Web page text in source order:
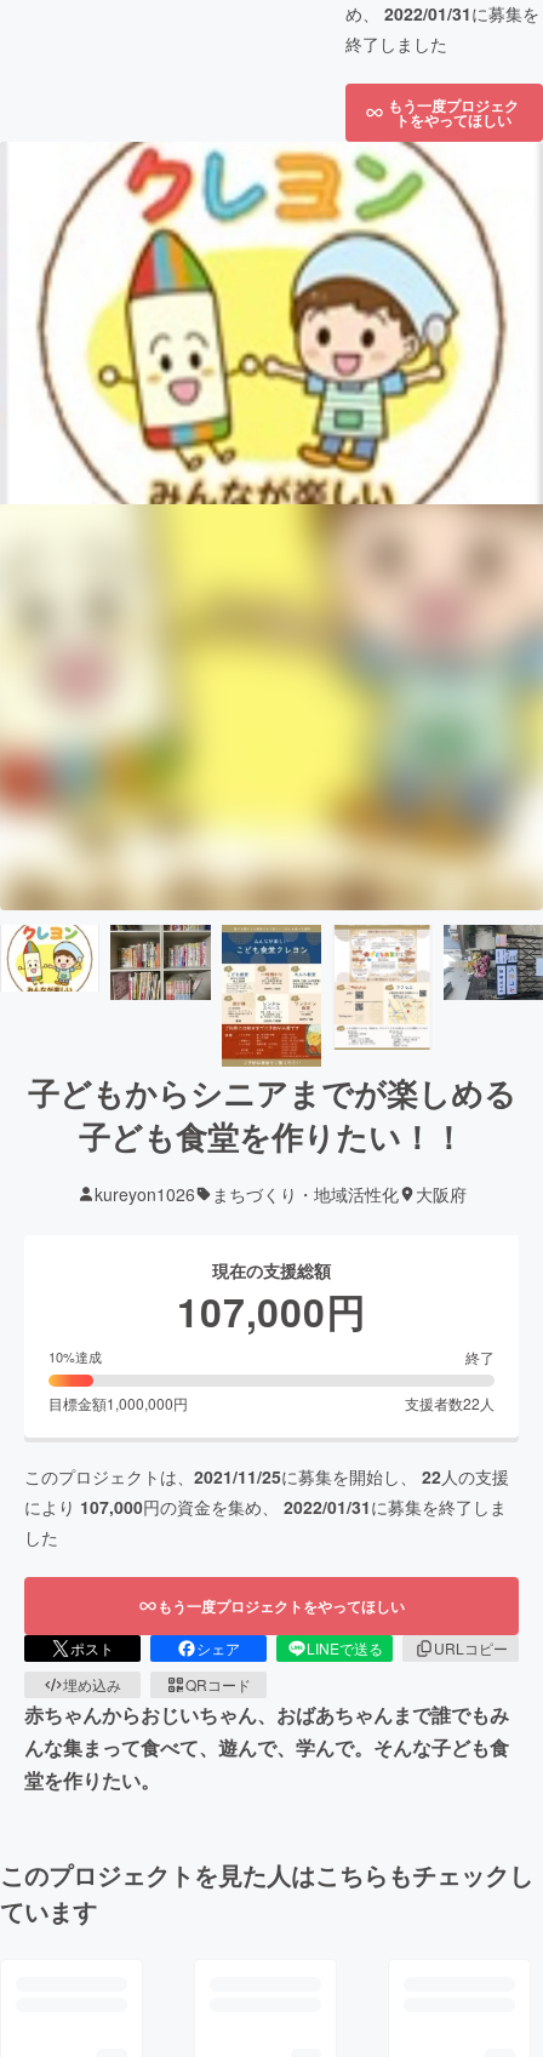
め、 2022/01/31に募集を
終了しました
もう一度プロジェク
トをやってほしい
子どもからシニアまでが楽しめる
子ども食堂を作りたい！！
kureyon1026 まちづくり・地域活性化 大阪府
現在の支援総額
107,000円
10%達成 終了
目標金額1,000,000円 支援者数22 人
このプロジェクトは、 2021/11/25に募集を開始し、 22人の支援
により 107,000円の資金を集め、 2022/01/31に募集を終了しま
した
もう一度プロジェクトをやってほしい
ポスト シェア LINEで送る
URLコピー
埋め込み
QRコード
赤ちゃんからおじいちゃん、おばあちゃんまで誰でもみ
んな集まって食べて、遊んで、学んで。そんな子ども食
堂を作りたい。
このプロジェクトを見た人はこちらもチェックし
ています